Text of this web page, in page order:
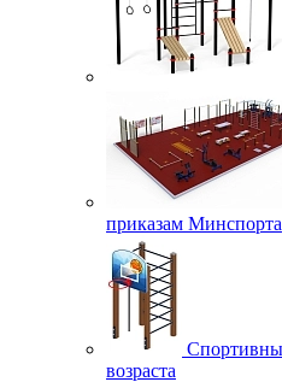
приказам Минспорта
возраста